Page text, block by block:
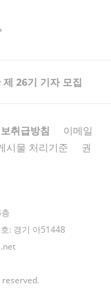
26기 기자 모집
취급방침
이메일
시물 처리기준
권
: 경기 아51448